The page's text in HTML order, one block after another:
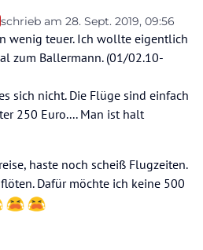
schrieb am 28. Sept. 2019, 09:56
zuletzt editiert von
wenig teuer. Ich wollte eigentlich
zum Ballermann. (01/02.10-
sich nicht. Die Flüge sind einfach
250 Euro.... Man ist halt
haste noch scheiß Flugzeiten.
Dafür möchte ich keine 500